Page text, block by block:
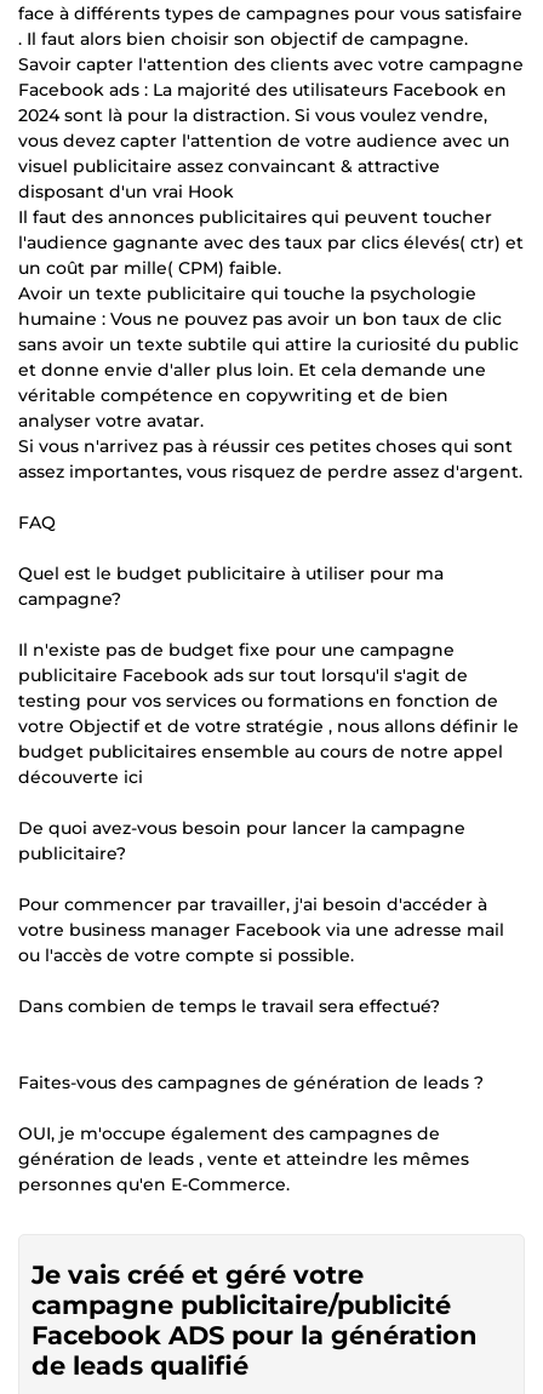
face à différents types de campagnes pour vous satisfaire
. Il faut alors bien choisir son objectif de campagne.
Savoir capter l'attention des clients avec votre campagne
Facebook ads : La majorité des utilisateurs Facebook en
2024 sont là pour la distraction. Si vous voulez vendre,
vous devez capter l'attention de votre audience avec un
visuel publicitaire assez convaincant & attractive
disposant d'un vrai Hook
Il faut des annonces publicitaires qui peuvent toucher
l'audience gagnante avec des taux par clics élevés( ctr) et
un coût par mille( CPM) faible.
Avoir un texte publicitaire qui touche la psychologie
humaine : Vous ne pouvez pas avoir un bon taux de clic
sans avoir un texte subtile qui attire la curiosité du public
et donne envie d'aller plus loin. Et cela demande une
véritable compétence en copywriting et de bien
analyser votre avatar.
Si vous n'arrivez pas à réussir ces petites choses qui sont
assez importantes, vous risquez de perdre assez d'argent.
FAQ
Quel est le budget publicitaire à utiliser pour ma
campagne?
Il n'existe pas de budget fixe pour une campagne
publicitaire Facebook ads sur tout lorsqu'il s'agit de
testing pour vos services ou formations en fonction de
votre Objectif et de votre stratégie , nous allons définir le
budget publicitaires ensemble au cours de notre appel
découverte ici
De quoi avez-vous besoin pour lancer la campagne
publicitaire?
Pour commencer par travailler, j'ai besoin d'accéder à
votre business manager Facebook via une adresse mail
ou l'accès de votre compte si possible.
Dans combien de temps le travail sera effectué?
Faites-vous des campagnes de génération de leads ?
OUI, je m'occupe également des campagnes de
génération de leads , vente et atteindre les mêmes
personnes qu'en E-Commerce.
Je vais créé et géré votre
campagne publicitaire/publicité
Facebook ADS pour la génération
de leads qualifié